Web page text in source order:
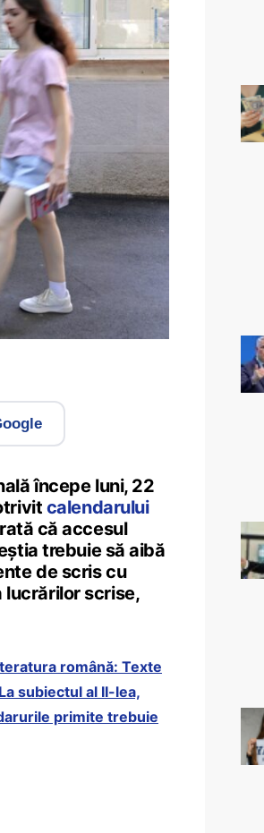
începe luni, 22
calendarului
că accesul
trebuie să aibă
de scris cu
scrise,
română: Texte
subiectul al II-lea,
primite trebuie